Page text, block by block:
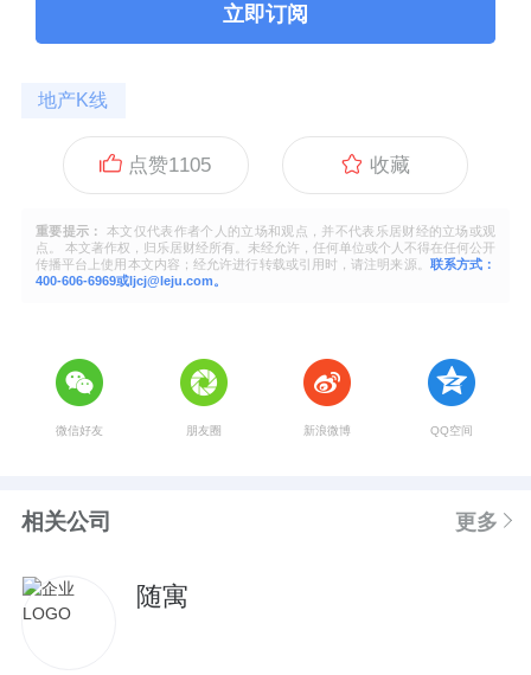
立即订阅
地产K线
点赞1105 收藏
重要提示：
本文仅代表作者个人的立场和观点，并不代表乐居财经的立场或观
点。 本文著作权，归乐居财经所有。未经允许，任何单位或个人不得在任何公开
传播平台上使用本文内容；经允许进行转载或引用时，请注明来源。 联系方式：
400-606-6969或ljcj@leju.com。
微信好友 朋友圈 新浪微博 QQ空间
相关公司 更多
随寓